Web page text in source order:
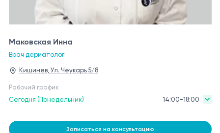
Маковская Инна
Врач дерматолог
Кишинев, Ул. Чеукарь 5/8
Рабочий график
Сегодня (Понедельник)
14:00-18:00
Записаться на консультацию